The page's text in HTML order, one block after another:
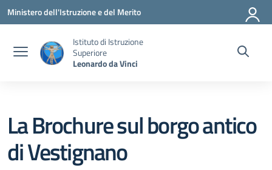
Vai ai contenuti
Vai al menu di navigazione
Vai al footer
Ministero dell'Istruzione e del Merito
Istituto di Istruzione
Superiore
Leonardo da Vinci
La Brochure sul borgo antico
di Vestignano